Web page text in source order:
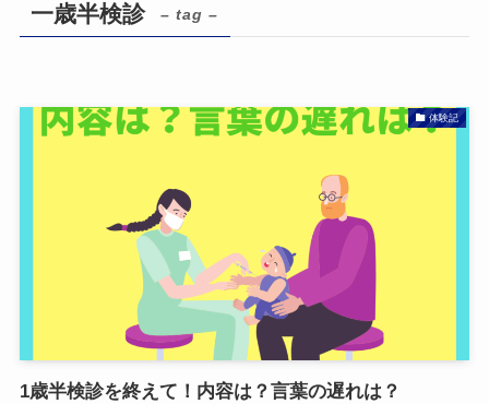
一歳半検診 – tag –
体験記
1歳半検診を終えて！内容は？言葉の遅れは？